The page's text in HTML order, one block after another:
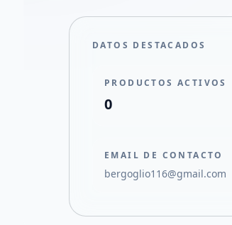
DATOS DESTACADOS
PRODUCTOS ACTIVOS
0
EMAIL DE CONTACTO
bergoglio116@gmail.com